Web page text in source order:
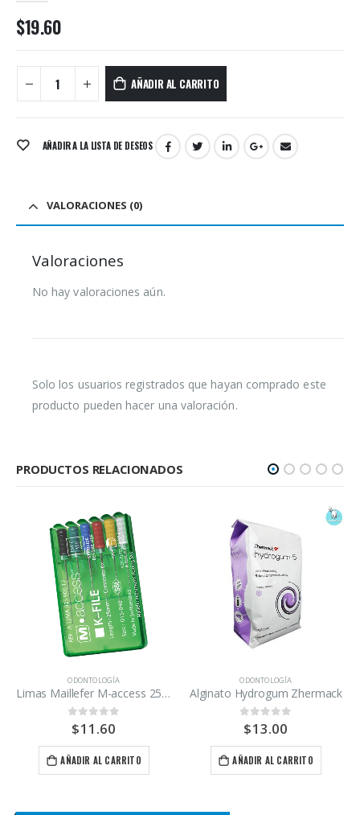
$19.60
AÑADIR AL CARRITO
AÑADIR A LA LISTA DE DESEOS
VALORACIONES (0)
Valoraciones
No hay valoraciones aún.
Solo los usuarios registrados que hayan comprado este
producto pueden hacer una valoración.
PRODUCTOS RELACIONADOS
ODONTOLOGÍA
Limas Maillefer M-access 25mm 15-40
0out of 5
$11.60
AÑADIR AL CARRITO
ODONTOLOGÍA
Alginato Hydrogum Zhermack
0out of 5
$13.00
AÑADIR AL CARRITO